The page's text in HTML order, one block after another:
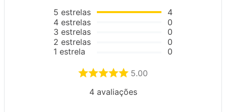
5 estrelas
4 estrelas
3 estrelas
2 estrelas
1 estrela
4
0
0
0
0
5.00
4 avaliações